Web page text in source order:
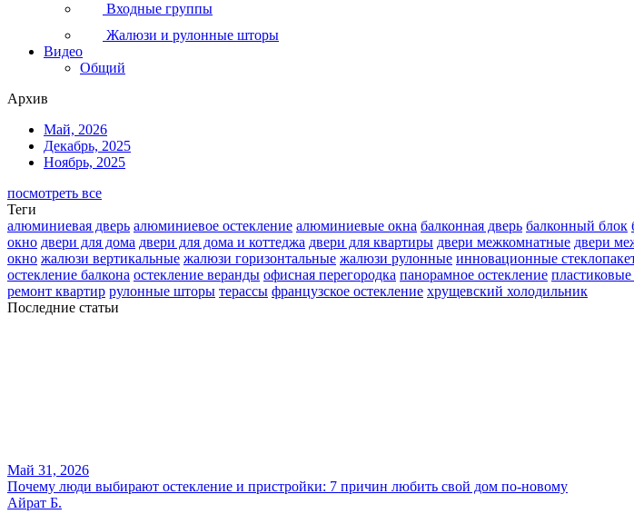
Входные группы
Жалюзи и рулонные шторы
Видео
Общий
Архив
Май, 2026
Декабрь, 2025
Ноябрь, 2025
посмотреть все
Теги
алюминиевая дверь алюминиевое остекление алюминиевые окна балконная дверь балконный блок
окно двери для дома двери для дома и коттеджа двери для квартиры двери межкомнатные двери
окно жалюзи вертикальные жалюзи горизонтальные жалюзи рулонные инновационные
остекление балкона остекление веранды офисная перегородка панорамное остекление пластиковые
ремонт квартир рулонные шторы терассы французское остекление хрущевский холодильник
Последние статьи
Май 31, 2026
Почему люди выбирают остекление и пристройки: 7 причин любить свой дом по-новому
Айрат Б.